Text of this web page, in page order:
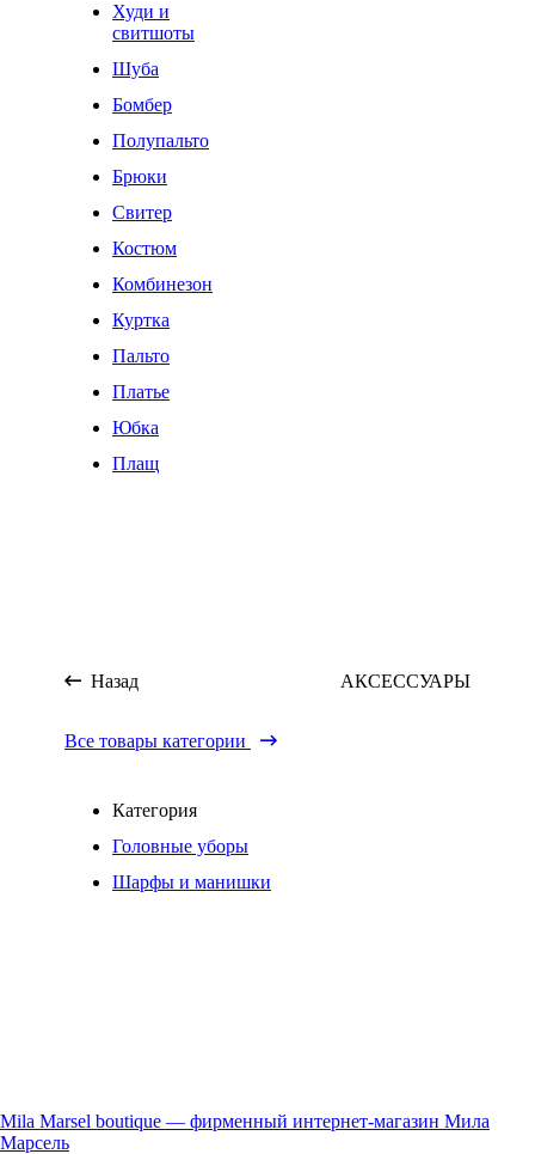
Худи и
свитшоты
Шуба
Бомбер
Полупальто
Брюки
Свитер
Костюм
Комбинезон
Куртка
Пальто
Платье
Юбка
Плащ
Назад АКСЕССУАРЫ
Все товары категории
Категория
Головные уборы
Шарфы и манишки
Mila Marsel boutique — фирменный интернет-магазин Мила
Марсель